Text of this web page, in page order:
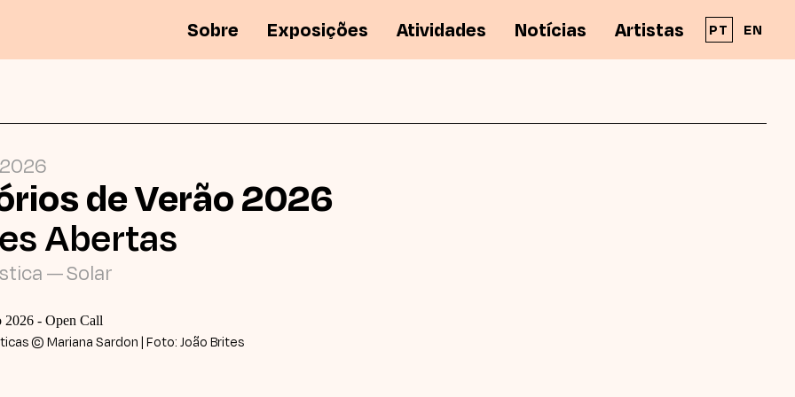
PT EN
Sobre Exposições Atividades Notícias Artistas
de Verão 2026
Abertas
—Solar
© Mariana Sardon | Foto: João Brites